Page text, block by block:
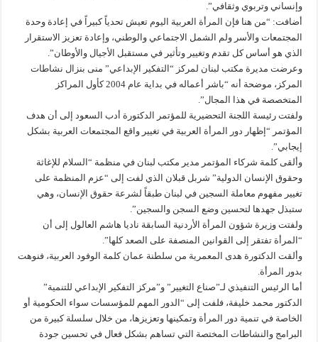
وإنساني وتربوي وثقافي”.
أضافت: “من هنا فإن المرأة العربية اليوم تعيش تحدياً كبيراً في إعادة وحدة
المجتمعات والأسر ولم الشمل الاجتماعي والوطني، وإعادة تعزيز الاستقرار
الذي هو أساس كل تقدم وتغيير وتأثير في مستقبل الأجيال والأوطان”.
وعرضت مديرة مكتب لبنان لمركز “التفكير الإبداعي” منى بنزال نشاطات
المركز، موضحة أنه “باشر أعماله في بداية عام 2004 كأول المراكز
المتخصصة في هذا المجال”.
ولفتت رئيسة اللجنة التحضيرية للمؤتمر الدكتورة أدب السعود إلى أن هدف
المؤتمر “إظهار دور المرأة العربية في تغيير واقع المجتمعات العربية بشكل
إيجابي”.
وألقى كلمة شركاء المؤتمر مدير مكتب لبنان في منظمة “السلام للإغاثة
وحقوق الإنسان الدولية” شربل قبلان الذي لفت إلى “عزم المنظمة على
تغيير مفهوم معاملة السجين في لبنان طبقاً لشرعة حقوق الإنسان، وهي
ستبذل جهدها لتحسين وضع السجن والسجين”.
ولفتت وزيرة شؤون المرأة الأردنية السابقة ناديا هاشم العالول إلى أن
“المرأة تفتقر إلى القوانين المنصفة على الصعد كلها”.
وألقت الدكتورة هدى المعمرية من سلطنة عمان كلمة الوفود العربية، فنوهت
بدور المرأة.
أما الرئيس التنفيذي لـ”صناع التغيير” و”مركز التفكير الإبداعي للتنمية”
الدكتور محمد خليفة، فلفت إلى “الدور المهم للمؤسسات سواء الحكومية أو
الخاصة في تنمية دور المرأة وتمكينها وتعزيزها، من خلال سلسلة كبيرة من
البرامج والنشاطات المختصة التي تساهم بشكل فعال في تحسين جودة